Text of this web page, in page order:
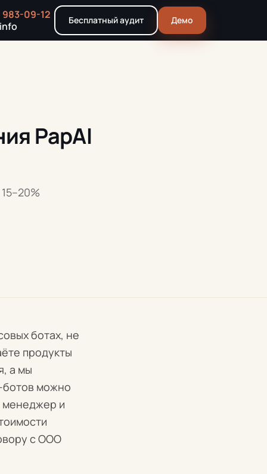
983-09-12
Бесплатный аудит Демо
PapAI
ботах, не
продукты
а мы
ботов можно
менеджер и
с ООО